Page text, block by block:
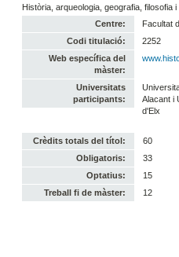
Història, arqueologia, geografia, filosofia i
Centre:
Facultat
Codi titulació:
2252
Web específica del
màster:
Universitats
participants:
Alacant i
d'Elx
Crèdits totals del títol:
60
Obligatoris:
33
Optatius:
15
Treball fi de màster:
12